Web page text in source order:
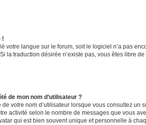
!
votre langue sur le forum, soit le logiciel n’a pas
la traduction désirée n’existe pas, vous êtes libre
de mon nom d’utilisateur ?
votre nom d’utilisateur lorsque vous consultez
activité selon le nombre de messages que vous
qui est bien souvent unique et personnelle à